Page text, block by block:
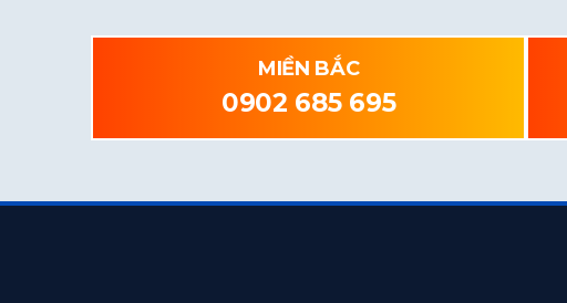
MIỀN BẮC
0902 685 695